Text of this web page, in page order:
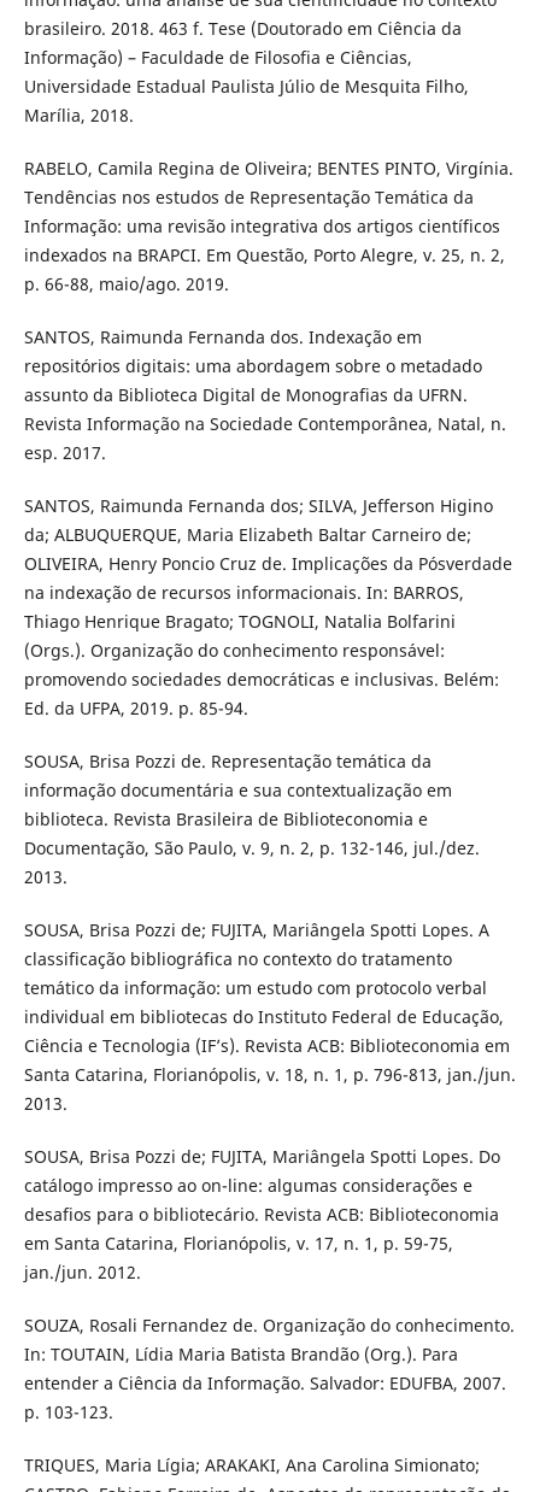
brasileiro. 2018. 463 f. Tese (Doutorado em Ciência da
Informação) – Faculdade de Filosofia e Ciências,
Universidade Estadual Paulista Júlio de Mesquita Filho,
Marília, 2018.
RABELO, Camila Regina de Oliveira; BENTES PINTO, Virgínia.
Tendências nos estudos de Representação Temática da
Informação: uma revisão integrativa dos artigos científicos
indexados na BRAPCI. Em Questão, Porto Alegre, v. 25, n. 2,
p. 66-88, maio/ago. 2019.
SANTOS, Raimunda Fernanda dos. Indexação em
repositórios digitais: uma abordagem sobre o metadado
assunto da Biblioteca Digital de Monografias da UFRN.
Revista Informação na Sociedade Contemporânea, Natal, n.
esp. 2017.
SANTOS, Raimunda Fernanda dos; SILVA, Jefferson Higino
da; ALBUQUERQUE, Maria Elizabeth Baltar Carneiro de;
OLIVEIRA, Henry Poncio Cruz de. Implicações da Pósverdade
na indexação de recursos informacionais. In: BARROS,
Thiago Henrique Bragato; TOGNOLI, Natalia Bolfarini
(Orgs.). Organização do conhecimento responsável:
promovendo sociedades democráticas e inclusivas. Belém:
Ed. da UFPA, 2019. p. 85-94.
SOUSA, Brisa Pozzi de. Representação temática da
informação documentária e sua contextualização em
biblioteca. Revista Brasileira de Biblioteconomia e
Documentação, São Paulo, v. 9, n. 2, p. 132-146, jul./dez.
2013.
SOUSA, Brisa Pozzi de; FUJITA, Mariângela Spotti Lopes. A
classificação bibliográfica no contexto do tratamento
temático da informação: um estudo com protocolo verbal
individual em bibliotecas do Instituto Federal de Educação,
Ciência e Tecnologia (IF’s). Revista ACB: Biblioteconomia em
Santa Catarina, Florianópolis, v. 18, n. 1, p. 796-813, jan./jun.
2013.
SOUSA, Brisa Pozzi de; FUJITA, Mariângela Spotti Lopes. Do
catálogo impresso ao on-line: algumas considerações e
desafios para o bibliotecário. Revista ACB: Biblioteconomia
em Santa Catarina, Florianópolis, v. 17, n. 1, p. 59-75,
jan./jun. 2012.
SOUZA, Rosali Fernandez de. Organização do conhecimento.
In: TOUTAIN, Lídia Maria Batista Brandão (Org.). Para
entender a Ciência da Informação. Salvador: EDUFBA, 2007.
p. 103-123.
TRIQUES, Maria Lígia; ARAKAKI, Ana Carolina Simionato;